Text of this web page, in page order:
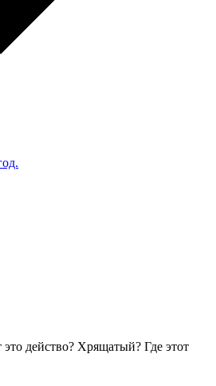
действо? Хрящатый? Где этот